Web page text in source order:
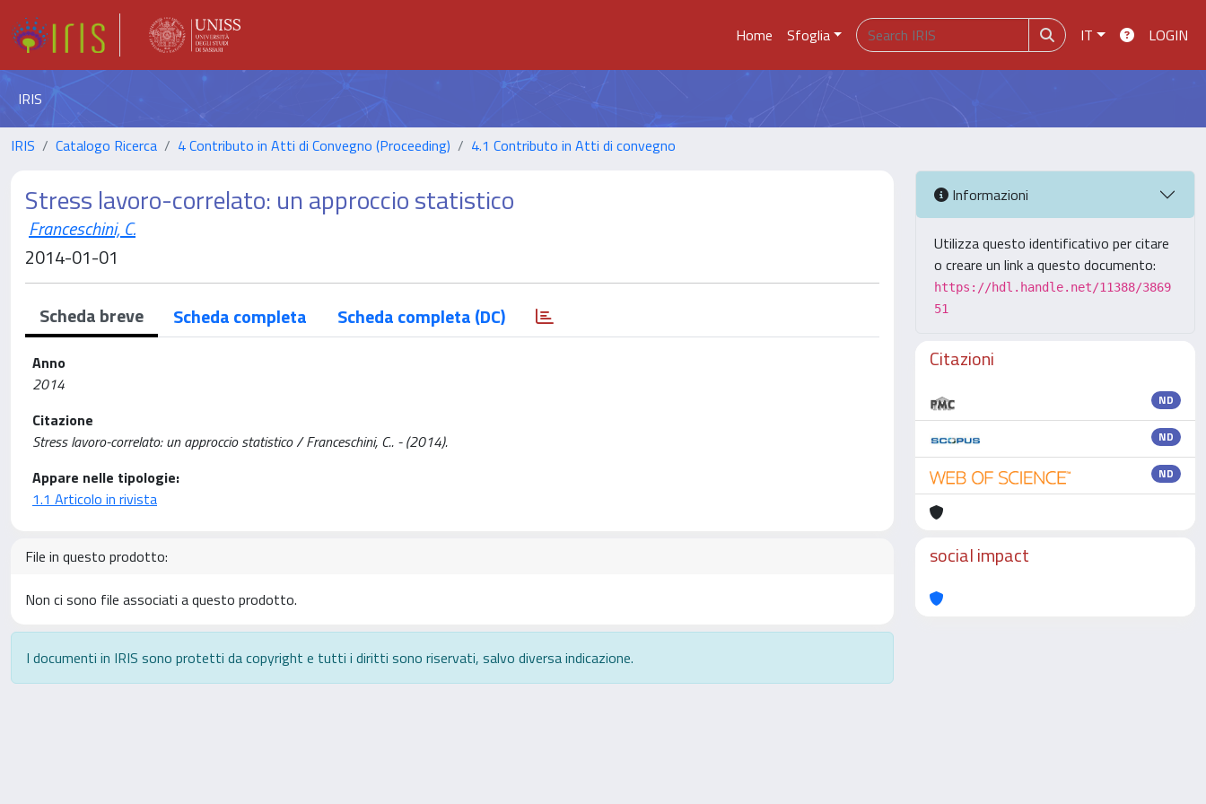
Home Sfoglia IT LOGIN
IRIS
IRIS Catalogo Ricerca 4 Contributo in Atti di Convegno (Proceeding) 4.1 Contributo in Atti di convegno
Stress lavoro-correlato: un approccio statistico
Franceschini, C.
2014-01-01
Scheda breve Scheda completa Scheda completa (DC)
Anno
2014
Citazione
Stress lavoro-correlato: un approccio statistico / Franceschini, C.. - (2014).
Appare nelle tipologie:
1.1 Articolo in rivista
File in questo prodotto:
Non ci sono file associati a questo prodotto.
I documenti in IRIS sono protetti da copyright e tutti i diritti sono riservati, salvo diversa indicazione.
Informazioni
Utilizza questo identificativo per citare
o creare un link a questo documento:
https://hdl.handle.net/11388/3869
51
Citazioni
ND
ND
ND
social impact